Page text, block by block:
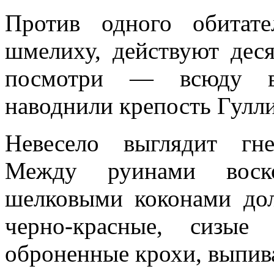
Против одного
шмелиху, действуют
посмотри — всюду
наводнили крепость
Невесело выглядит
Между руинами
шелковыми коконами
черно-красные,
оброненные крохи,